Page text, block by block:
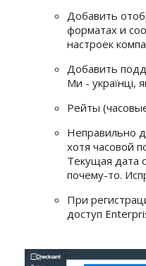
Добавить
форматах и
настроек
Добавить
Ми - українці,
Рейты
Неправильно
хотя часовой
Текущая дата
почему-то.
При
доступ